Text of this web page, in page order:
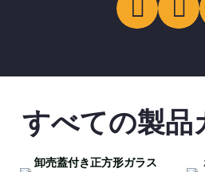
すべての製品
卸売蓋付き正方形ガラス